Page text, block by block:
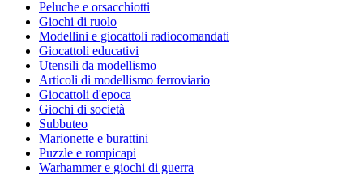
Peluche e orsacchiotti
Giochi di ruolo
Modellini e giocattoli radiocomandati
Giocattoli educativi
Utensili da modellismo
Articoli di modellismo ferroviario
Giocattoli d'epoca
Giochi di società
Subbuteo
Marionette e burattini
Puzzle e rompicapi
Warhammer e giochi di guerra